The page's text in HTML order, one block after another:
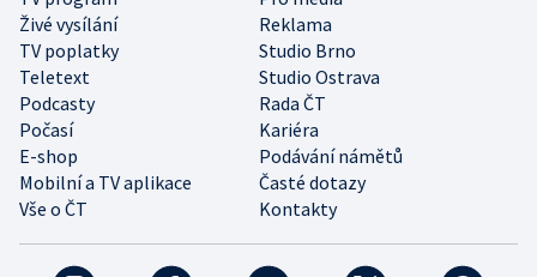
Živé vysílání
Reklama
TV poplatky
Studio Brno
Teletext
Studio Ostrava
Podcasty
Rada ČT
Počasí
Kariéra
E-shop
Podávání námětů
Mobilní a TV aplikace
Časté dotazy
Vše o ČT
Kontakty